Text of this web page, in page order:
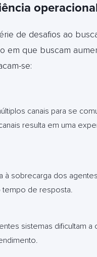
de desafios ao
em que buscam
se:
canais para se
resulta em uma
à sobrecarga dos
tempo de resposta.
sistemas dificultam a